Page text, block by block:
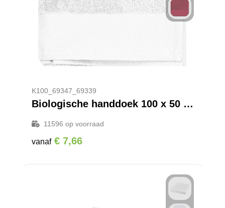
K100_69347_69339
Biologische handdoek 100 x 50 cm
11596 op voorraad
vanaf € 7,66